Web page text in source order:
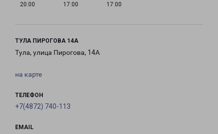
20:00
17:00
17:00
ТУЛА ПИРОГОВА 14А
Тула, улица Пирогова, 14А
на карте
ТЕЛЕФОН
+7(4872) 740-113
EMAIL